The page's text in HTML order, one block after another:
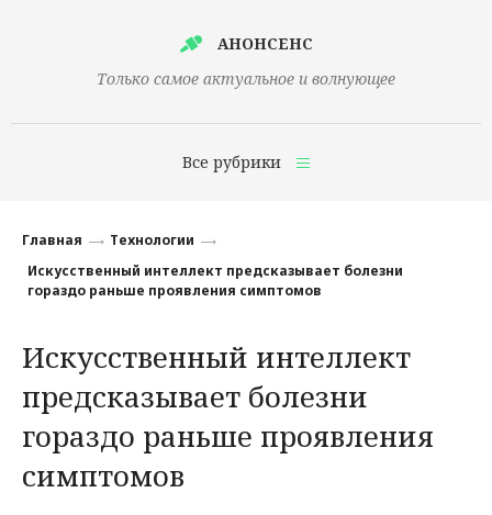
АНОНСЕНС
Только самое актуальное и волнующее
Все рубрики
Финансы
Наука
Культура
Общество
Политика
Главная
Технологии
Искусственный интеллект предсказывает болезни
гораздо раньше проявления симптомов
Искусственный интеллект
предсказывает болезни
гораздо раньше проявления
симптомов